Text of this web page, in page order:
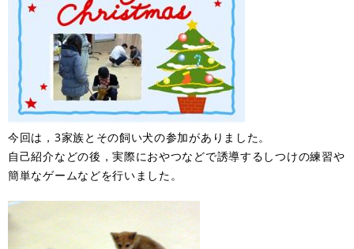
今回は，3家族とその飼い犬の参加がありました。
自己紹介などの後，実際におやつなどで誘導するしつけの練習や
簡単なゲームなどを行いました。